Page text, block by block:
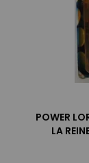
POWER
LA